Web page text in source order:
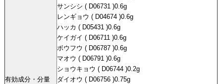
有効成分・分量
サンシシ ( D06731 )0.6g
レンギョウ ( D04674 )0.6g
ハッカ ( D05431 )0.6g
ケイガイ ( D06711 )0.6g
ボウフウ ( D06787 )0.6g
マオウ ( D06791 )0.6g
ショウキョウ ( D06744 )0.2g
ダイオウ ( D06756 )0.75g